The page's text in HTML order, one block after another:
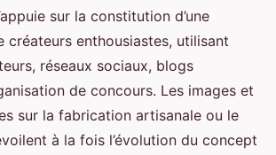
sur la constitution d’une
créateurs enthousiastes, utilisant
réseaux sociaux, blogs
de concours. Les images et
sur la fabrication artisanale ou le
à la fois l’évolution du concept